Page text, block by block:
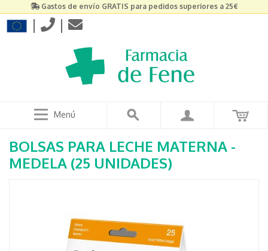
Gastos de envío GRATIS para pedidos superiores a 25€
| |
Menú
BOLSAS PARA LECHE MATERNA -
MEDELA (25 UNIDADES)